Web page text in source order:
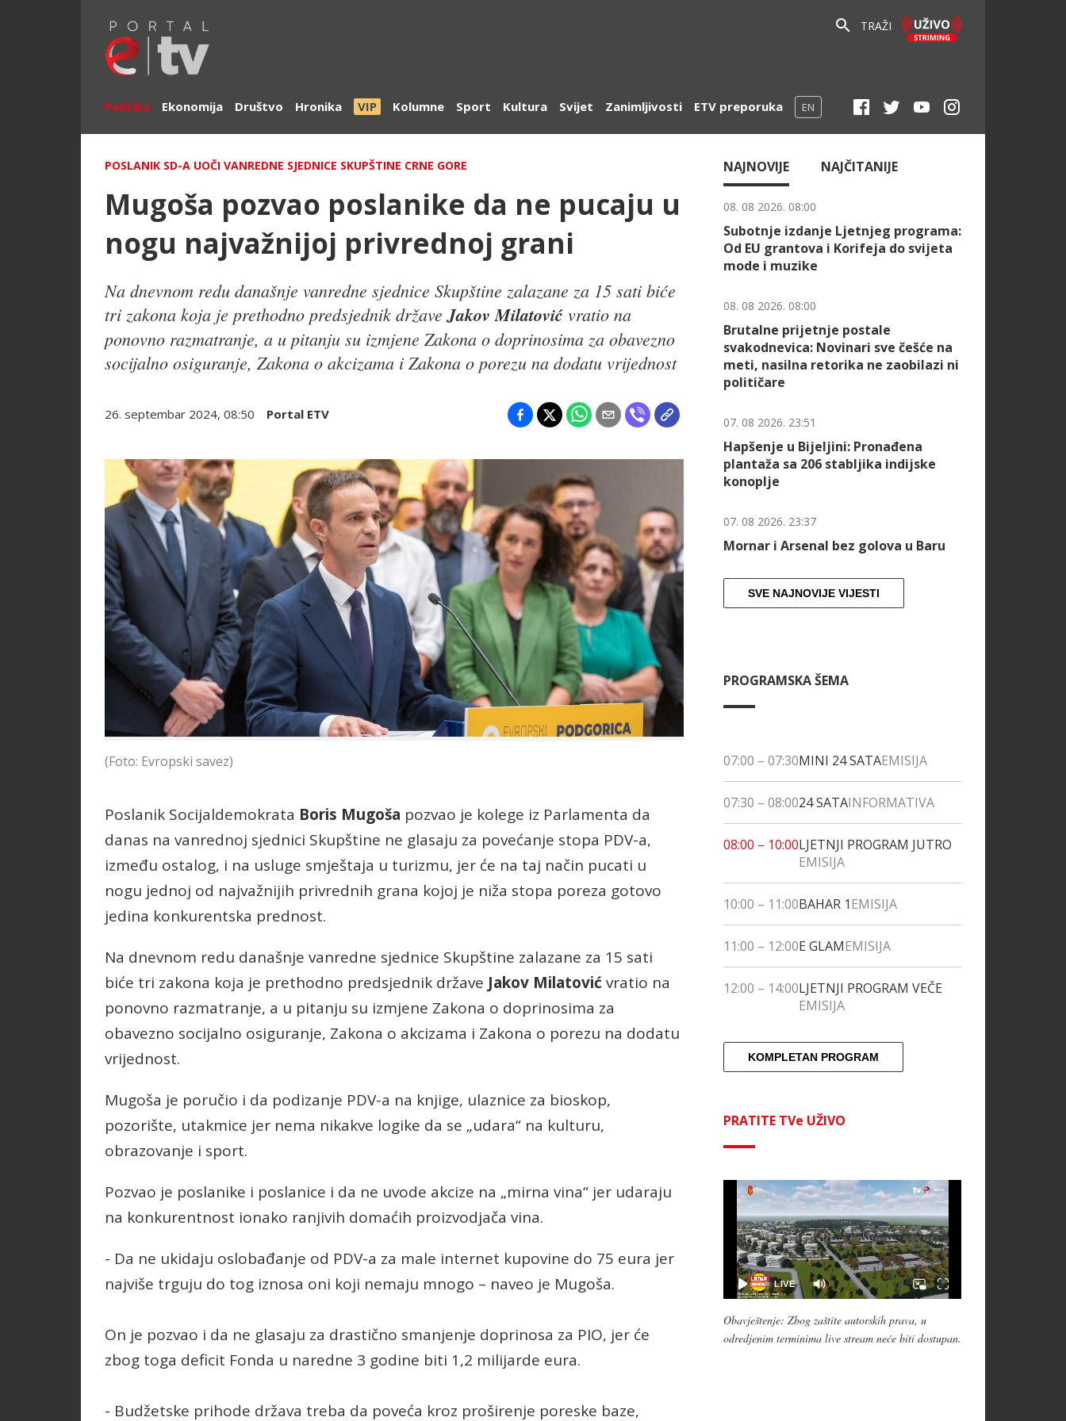
TRAŽI
Politika Ekonomija Društvo Hronika VIP Kolumne Sport Kultura Svijet Zanimljivosti ETV preporuka EN
POSLANIK SD-A UOČI VANREDNE SJEDNICE SKUPŠTINE CRNE GORE
Mugoša pozvao poslanike da ne pucaju u
nogu najvažnijoj privrednoj grani
Na dnevnom redu današnje vanredne sjednice Skupštine zalazane za 15 sati biće
tri zakona koja je prethodno predsjednik državeJakov Milatović vratio na
ponovno razmatranje, a u pitanju su izmjene Zakona o doprinosima za obavezno
socijalno osiguranje, Zakona o akcizama i Zakona o porezu na dodatu vrijednost
26. septembar 2024, 08:50 Portal ETV
(Foto: Evropski savez)
Poslanik Socijaldemokrata Boris Mugoša pozvao je kolege iz Parlamenta da
danas na vanrednoj sjednici Skupštine ne glasaju za povećanje stopa PDV-a,
između ostalog, i na usluge smještaja u turizmu, jer će na taj način pucati u
nogu jednoj od najvažnijih privrednih grana kojoj je niža stopa poreza gotovo
jedina konkurentska prednost.
Na dnevnom redu današnje vanredne sjednice Skupštine zalazane za 15 sati
biće tri zakona koja je prethodno predsjednik države Jakov Milatović vratio na
ponovno razmatranje, a u pitanju su izmjene Zakona o doprinosima za
obavezno socijalno osiguranje, Zakona o akcizama i Zakona o porezu na dodatu
vrijednost.
Mugoša je poručio i da podizanje PDV-a na knjige, ulaznice za bioskop,
pozorište, utakmice jer nema nikakve logike da se „udara“ na kulturu,
obrazovanje i sport.
Pozvao je poslanike i poslanice i da ne uvode akcize na „mirna vina“ jer udaraju
na konkurentnost ionako ranjivih domaćih proizvodjača vina.
- Da ne ukidaju oslobađanje od PDV-a za male internet kupovine do 75 eura jer
najviše trguju do tog iznosa oni koji nemaju mnogo – naveo je Mugoša.
On je pozvao i da ne glasaju za drastično smanjenje doprinosa za PIO, jer će
zbog toga deficit Fonda u naredne 3 godine biti 1,2 milijarde eura.
- Budžetske prihode država treba da poveća kroz proširenje poreske baze,
NAJNOVIJE NAJČITANIJE
08. 08 2026. 08:00
Subotnje izdanje Ljetnjeg programa:
Od EU grantova i Korifeja do svijeta
mode i muzike
08. 08 2026. 08:00
Brutalne prijetnje postale
svakodnevica: Novinari sve češće na
meti, nasilna retorika ne zaobilazi ni
političare
07. 08 2026. 23:51
Hapšenje u Bijeljini: Pronađena
plantaža sa 206 stabljika indijske
konoplje
07. 08 2026. 23:37
Mornar i Arsenal bez golova u Baru
SVE NAJNOVIJE VIJESTI
PROGRAMSKA ŠEMA
07:00 – 07:30MINI 24 SATAEMISIJA
07:30 – 08:0024 SATAINFORMATIVA
08:00 – 10:00LJETNJI PROGRAM JUTRO
EMISIJA
10:00 – 11:00BAHAR 1EMISIJA
11:00 – 12:00E GLAMEMISIJA
12:00 – 14:00LJETNJI PROGRAM VEČE
EMISIJA
KOMPLETAN PROGRAM
PRATITE TVe UŽIVO
Obavještenje: Zbog zaštite autorskih prava, u
odredjenim terminima live stream neće biti dostupan.